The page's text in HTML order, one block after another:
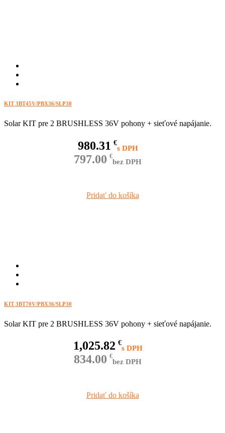
KIT 3BT45V/PBX36/SLP30
Solar KIT pre 2 BRUSHLESS 36V pohony + sieťové napájanie.
€
980.31
€
797.00 bez DPH
Pridať do košíka
KIT 3BT70V/PBX36/SLP30
Solar KIT pre 2 BRUSHLESS 36V pohony + sieťové napájanie.
€
1,025.82
€
834.00 bez DPH
Pridať do košíka